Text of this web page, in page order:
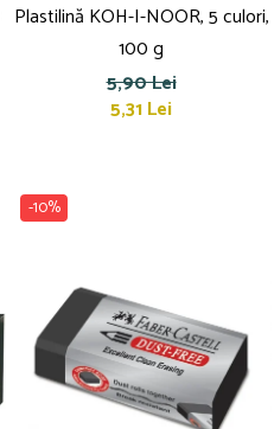
Plastilină KOH-I-NOOR, 5 culori,
100 g
5,90 Lei
5,31 Lei
-10%